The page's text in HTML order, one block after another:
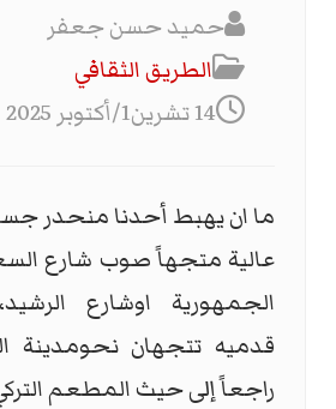
حميد حسن جعفر
الطریق الثقافي
14 تشرين1/أكتوبر 2025
ما ان يهبط أحدنا منحدر
عالية متجهاً صوب شارع
الجمهورية اوشارع
قدميه تتجهان نحومدينة
راجعاً إلى حيث المطعم